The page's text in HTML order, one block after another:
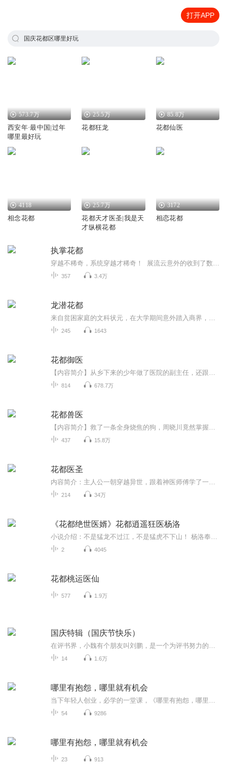
打开APP
国庆花都区哪里好玩
573.7万
西安年·最中国|过年
哪里最好玩
25.5万
花都狂龙
85.8万
花都仙医
4118
相念花都
25.7万
花都天才医圣|我是天
才纵横花都
3172
相恋花都
执掌花都
357 3.4万
龙潜花都
245 1643
花都御医
814 678.7万
花都兽医
437 15.8万
花都医圣
214 34万
《花都绝世医婿》花都逍遥狂医杨洛
2 4045
花都桃运医仙
577 1.9万
国庆特辑（国庆节快乐）
14 1.6万
哪里有抱怨，哪里就有机会
54 9286
哪里有抱怨，哪里就有机会
23 913